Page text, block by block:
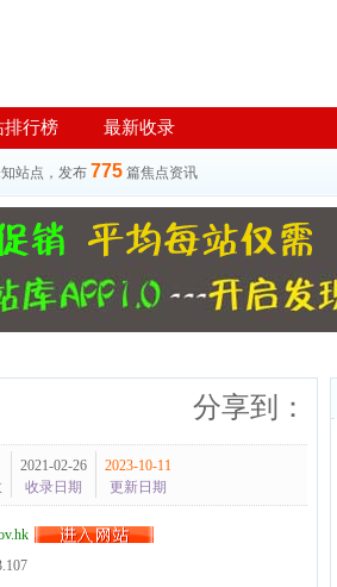
排行榜 最新收录
站点，发布 775 篇焦点资讯
分享到：
2021-02-26
收录日期
2023-10-11
更新日期